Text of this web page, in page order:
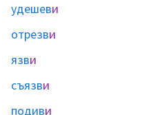
удешеви
отрезви
язви
съязви
подиви